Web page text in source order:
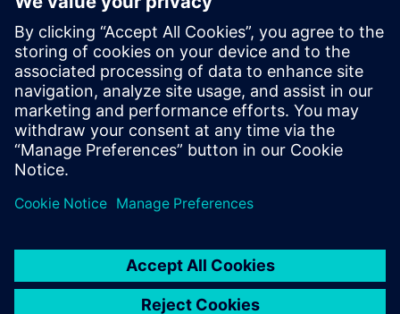
©Siemens 2026
Informace o firmě
Oznámení o ochraně osobních údajů
Oznámení o souborech cookie
Podmínky používání
Digitální ID
Oznamování porušení